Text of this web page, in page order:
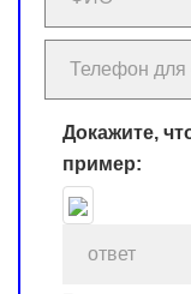
Докажите,
пример: